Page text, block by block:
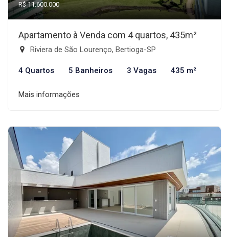
R$ 11.600.000
Apartamento à Venda com 4 quartos, 435m²
Riviera de São Lourenço, Bertioga-SP
4 Quartos 5 Banheiros 3 Vagas 435 m²
Mais informações